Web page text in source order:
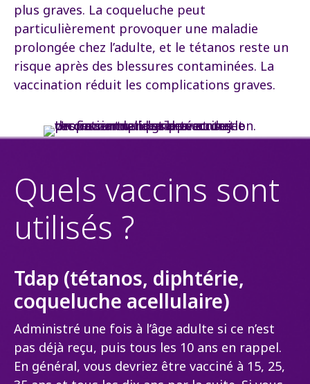
plus graves. La coqueluche peut
particulièrement provoquer une maladie
prolongée chez l’adulte, et le tétanos reste un
risque après des blessures contaminées. La
vaccination réduit les complications graves.
Quels vaccins sont
utilisés ?
Tdap (tétanos, diphtérie,
coqueluche acellulaire)
Administré une fois à l’âge adulte si ce n’est
pas déjà reçu, puis tous les 10 ans en rappel.
En général, vous devriez être vacciné à 15, 25,